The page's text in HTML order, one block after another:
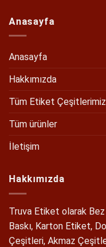
Anasayfa
Anasayfa
Hakkımızda
Tüm Etiket Çeşitlerimiz
Tüm ürünler
İletişim
Hakkımızda
Truva Etiket olarak Bez
Baskı, Karton Etiket,
Çeşitleri, Akmaz